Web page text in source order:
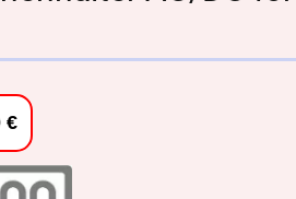
Konto erstellen
€